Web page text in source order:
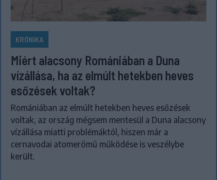
KRÓNIKA
Miért alacsony Romániában a Duna
vízállása, ha az elmúlt hetekben heves
esőzések voltak?
Romániában az elmúlt hetekben heves esőzések
voltak, az ország mégsem mentesül a Duna alacsony
vízállása miatti problémáktól, hiszen már a
cernavodai atomerőmű működése is veszélybe
került.